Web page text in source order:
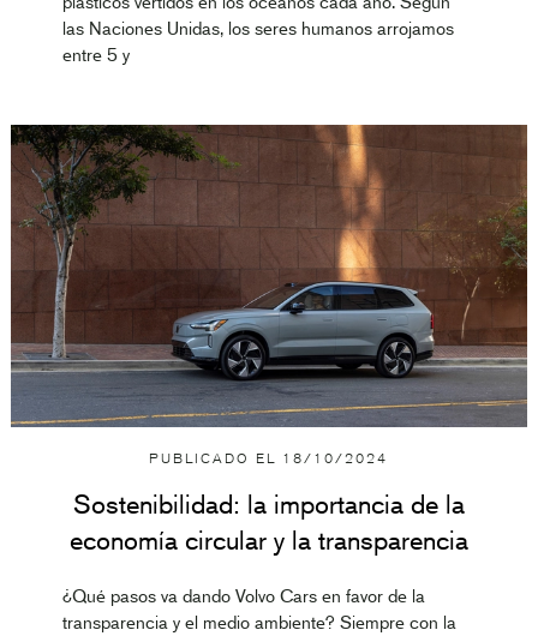
las Naciones Unidas, los seres humanos arrojamos
entre 5 y
PUBLICADO EL 18/10/2024
Sostenibilidad: la importancia de la
economía circular y la transparencia
¿Qué pasos va dando Volvo Cars en favor de la
transparencia y el medio ambiente? Siempre con la